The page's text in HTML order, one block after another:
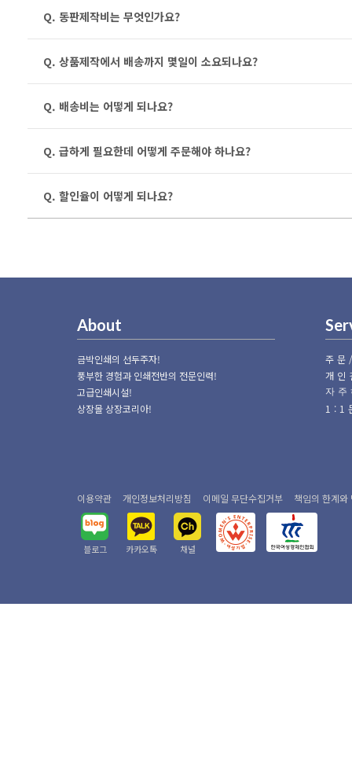
Q. 동판제작비는 무엇인가요?
Q. 상품제작에서 배송까지 몇일이 소요되나요?
Q. 배송비는 어떻게 되나요?
Q. 급하게 필요한데 어떻게 주문해야 하나요?
Q. 할인율이 어떻게 되나요?
About
금박인쇄의 선두주자!
풍부한 경험과 인쇄전반의 전문인력!
고급인쇄시설!
상장몰 상장코리아!
주
개인
자
1:1
이용약관 개인정보처리방침 이메일 무단수집거부 책임의 한계와
블로그 카카오톡 채널